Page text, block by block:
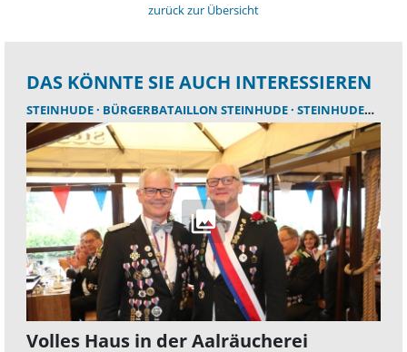
zurück zur Übersicht
DAS KÖNNTE SIE AUCH INTERESSIEREN
STEINHUDE BÜRGERBATAILLON STEINHUDE STEINHUDER MEER
Volles Haus in der Aalräucherei